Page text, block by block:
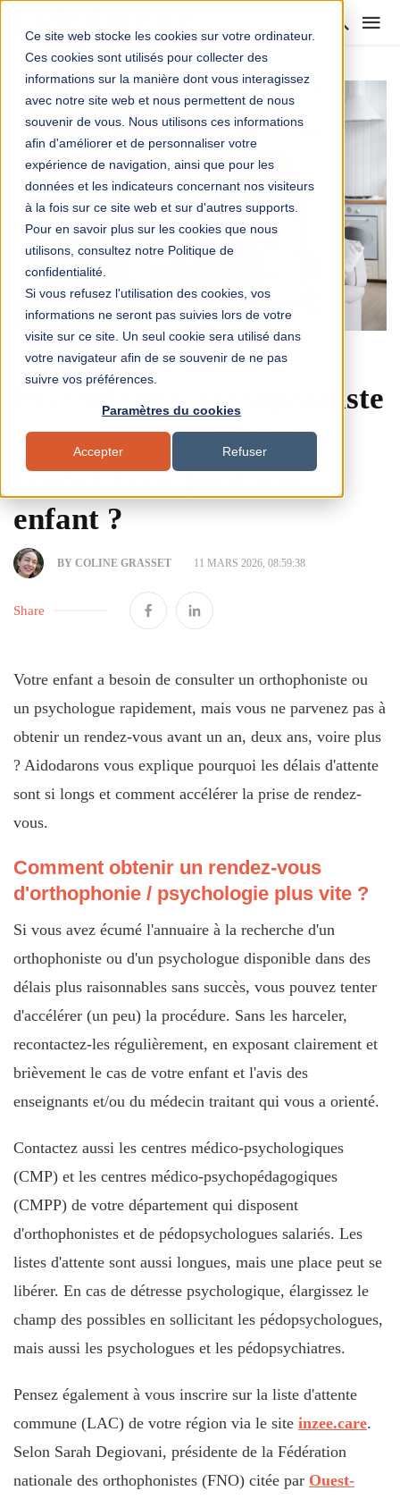
Ce site web stocke les cookies sur votre ordinateur.
Ces cookies sont utilisés pour collecter des
informations sur la manière dont vous interagissez
avec notre site web et nous permettent de nous
souvenir de vous. Nous utilisons ces informations
afin d'améliorer et de personnaliser votre
expérience de navigation, ainsi que pour les
données et les indicateurs concernant nos visiteurs
à la fois sur ce site web et sur d'autres supports.
Pour en savoir plus sur les cookies que nous
utilisons, consultez notre Politique de
confidentialité.
Si vous refusez l'utilisation des cookies, vos
informations ne seront pas suivies lors de votre
visite sur ce site. Un seul cookie sera utilisé dans
votre navigateur afin de se souvenir de ne pas
suivre vos préférences.
Paramètres du cookies
Accepter Refuser
SANTÉ
Psychologue, orthophoniste
: comment trouver un
rendez-vous pour son
enfant ?
BY COLINE GRASSET 11 MARS 2026, 08:59:38
Share
Votre enfant a besoin de consulter un orthophoniste ou
un psychologue rapidement, mais vous ne parvenez pas à
obtenir un rendez-vous avant un an, deux ans, voire plus
? Aidodarons vous explique pourquoi les délais d'attente
sont si longs et comment accélérer la prise de rendez-
vous.
Comment obtenir un rendez-vous
d'orthophonie / psychologie plus vite ?
Si vous avez écumé l'annuaire à la recherche d'un
orthophoniste ou d'un psychologue disponible dans des
délais plus raisonnables sans succès, vous pouvez tenter
d'accélérer (un peu) la procédure. Sans les harceler,
recontactez-les régulièrement, en exposant clairement et
brièvement le cas de votre enfant et l'avis des
enseignants et/ou du médecin traitant qui vous a orienté.
Contactez aussi les centres médico-psychologiques
(CMP) et les centres médico-psychopédagogiques
(CMPP) de votre département qui disposent
d'orthophonistes et de pédopsychologues salariés. Les
listes d'attente sont aussi longues, mais une place peut se
libérer. En cas de détresse psychologique, élargissez le
champ des possibles en sollicitant les pédopsychologues,
mais aussi les psychologues et les pédopsychiatres.
Pensez également à vous inscrire sur la liste d'attente
commune (LAC) de votre région via le site inzee.care.
Selon Sarah Degiovani, présidente de la Fédération
nationale des orthophonistes (FNO) citée par Ouest-